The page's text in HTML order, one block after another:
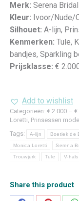
Merk: Serena
Kleur: Ivoor/Nude/
Silhouet: A-lijn,
Kenmerken: Tule,
bandjes, Sparkling
Prijsklasse: €
Add to wishlist
Categorieën: € 2.000 – €
Loretti, Prinsessen model
Tags:
A-lijn Boetiek de
Monica Loretti Serena
Trouwjurk Tule V-hals
Share this product